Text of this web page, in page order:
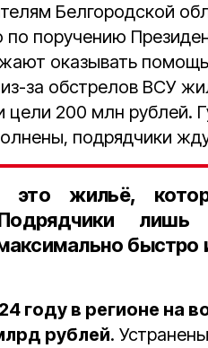
Белгородской
по поручению
оказывать
за обстрелов ВСУ
цели 200 млн рублей.
подрядчики
это жильё,
году в регионе на
рублей.